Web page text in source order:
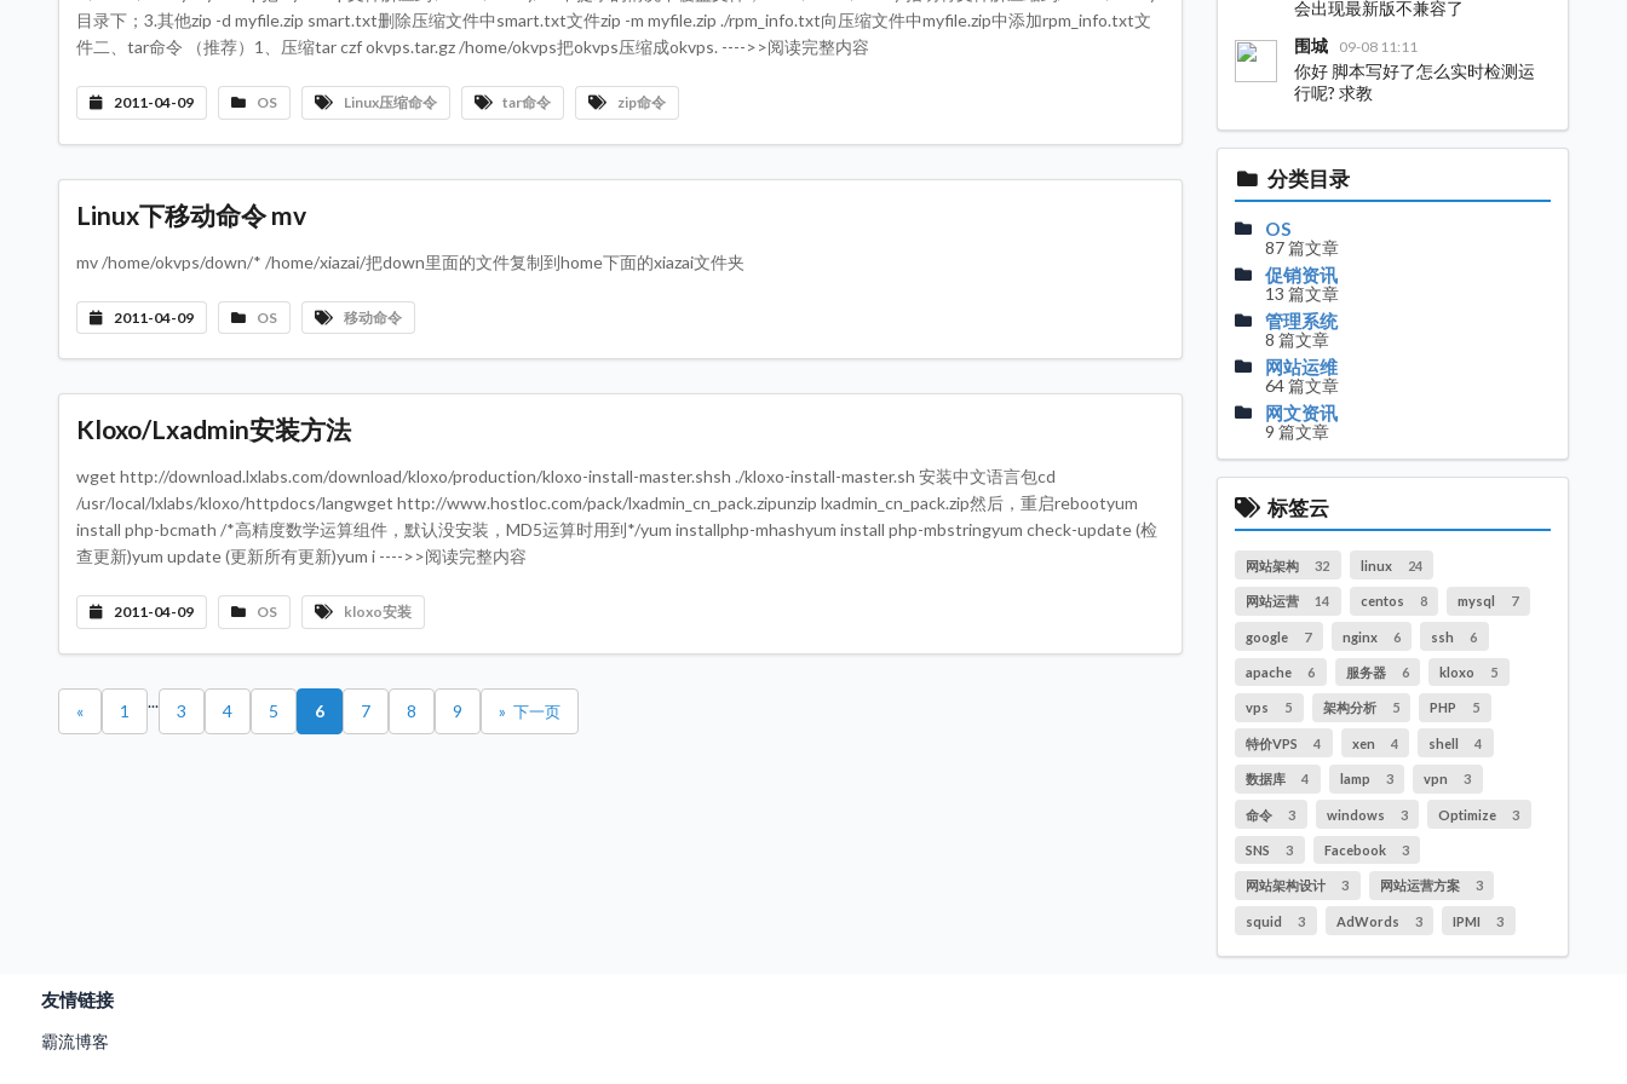
目录下；3.其他zip -d myfile.zip smart.txt删除压缩文件中smart.txt文件zip -m myfile.zip ./rpm_info.txt向压缩文件中myfile.zip中添加rpm_info.txt文
件二、tar命令 （推荐）1、压缩tar czf okvps.tar.gz /home/okvps把okvps压缩成okvps. ---->>阅读完整内容
2011-04-09 OS Linux压缩命令 tar命令 zip命令
Linux下移动命令 mv
mv /home/okvps/down/* /home/xiazai/把down里面的文件复制到home下面的xiazai文件夹
2011-04-09 OS 移动命令
Kloxo/Lxadmin安装方法
wget http://download.lxlabs.com/download/kloxo/production/kloxo-install-master.shsh ./kloxo-install-master.sh 安装中文语言包cd
/usr/local/lxlabs/kloxo/httpdocs/langwget http://www.hostloc.com/pack/lxadmin_cn_pack.zipunzip lxadmin_cn_pack.zip然后，重启rebootyum
install php-bcmath /*高精度数学运算组件，默认没安装，MD5运算时用到*/yum installphp-mhashyum install php-mbstringyum check-update (检
查更新)yum update (更新所有更新)yum i ---->>阅读完整内容
2011-04-09 OS kloxo安装
« 1 ... 3 4 5 6 7 8 9 »
会出现最新版不兼容了
围城
09-08 11:11
你好 脚本写好了怎么实时检测运
行呢? 求教
分类目录
OS
87 篇文章
促销资讯
13 篇文章
管理系统
8 篇文章
网站运维
64 篇文章
网文资讯
9 篇文章
标签云
网站架构 32 linux 24
网站运营 14 centos 8 mysql 7
google 7 nginx 6 ssh 6
apache 6 服务器 6 kloxo 5
vps 5 架构分析 5 PHP 5
特价VPS 4 xen 4 shell 4
数据库 4 lamp 3 vpn 3
命令 3 windows 3 Optimize 3
SNS 3 Facebook 3
网站架构设计 3 网站运营方案 3
squid 3 AdWords 3 IPMI 3
友情链接
霸流博客